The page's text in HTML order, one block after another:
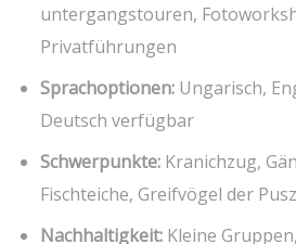
untergangstouren,
Privatführungen
Sprachoptionen: Ungarisch,
Deutsch verfügbar
Schwerpunkte: Kranichzug,
Fischteiche, Greifvögel der
Nachhaltigkeit: Kleine